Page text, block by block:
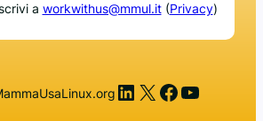
a workwithus@mmul.it(Privacy)
LinkedIn
X Facebook